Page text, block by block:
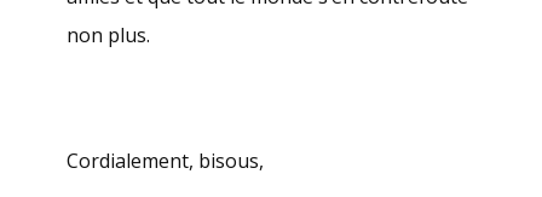
non plus.
Cordialement, bisous,